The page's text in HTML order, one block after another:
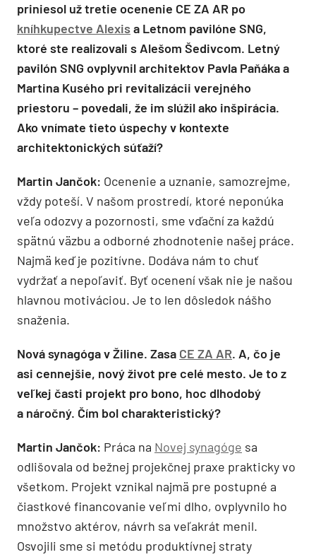
priniesol už tretie ocenenie CE ZA AR po
kníhkupectve Alexisa Letnom pavilóne SNG,
ktoré ste realizovali s Alešom Šedivcom. Letný
pavilón SNG ovplyvnil architektov Pavla Paňáka a
Martina Kusého pri revitalizácii verejného
priestoru – povedali, že im slúžil ako inšpirácia.
Ako vnímate tieto úspechy v kontexte
architektonických súťaží?
Martin Jančok: Ocenenie a uznanie, samozrejme,
vždy poteší. V našom prostredí, ktoré neponúka
veľa odozvy a pozornosti, sme vďační za každú
spätnú väzbu a odborné zhodnotenie našej práce.
Najmä keď je pozitívne. Dodáva nám to chuť
vydržať a nepoľaviť. Byť ocenení však nie je našou
hlavnou motiváciou. Je to len dôsledok nášho
snaženia.
Nová synagóga v Žiline. Zasa CE ZA AR. A, čo je
asi cennejšie, nový život pre celé mesto. Je to z
veľkej časti projekt pro bono, hoc dlhodobý
a náročný. Čím bol charakteristický?
Martin Jančok: Práca na Novej synagóge sa
odlišovala od bežnej projekčnej praxe prakticky vo
všetkom. Projekt vznikal najmä pre postupné a
čiastkové financovanie veľmi dlho, ovplyvnilo ho
množstvo aktérov, návrh sa veľakrát menil.
Osvojili sme si metódu produktívnej straty